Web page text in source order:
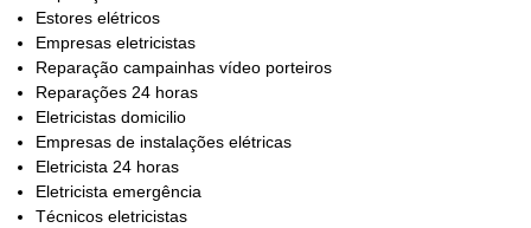
Estores elétricos
Empresas eletricistas
Reparação campainhas vídeo porteiros
Reparações 24 horas
Eletricistas domicilio
Empresas de instalações elétricas
Eletricista 24 horas
Eletricista emergência
Técnicos eletricistas